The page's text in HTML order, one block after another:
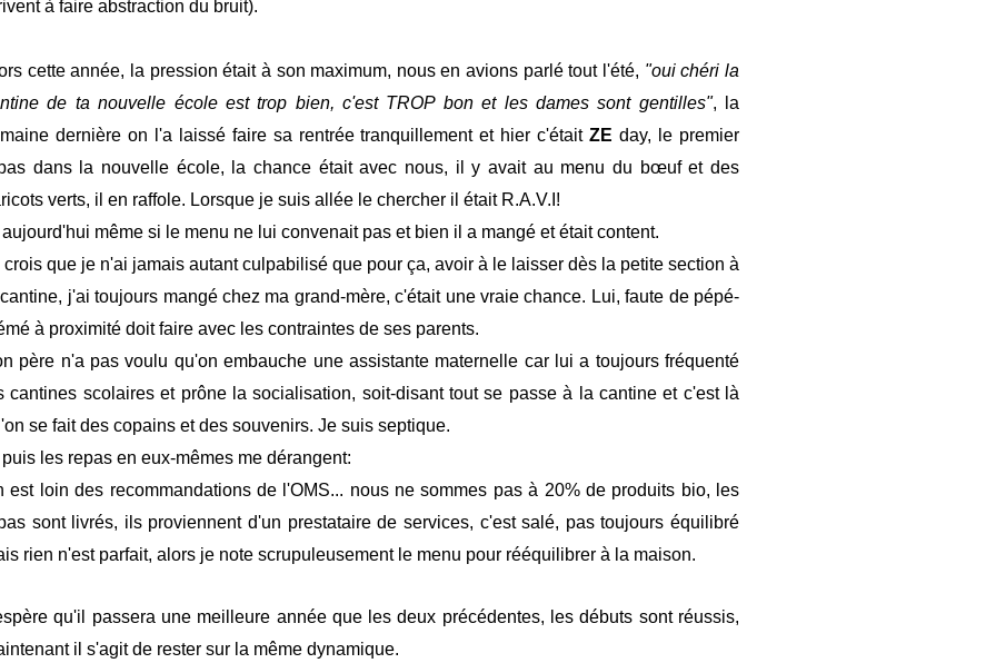
à faire abstraction du bruit).
cette année, la pression était à son maximum, nous en avions parlé tout l'été, "oui chéri la
de ta nouvelle école est trop bien, c'est TROP bon et les dames sont gentilles", la
dernière on l'a laissé faire sa rentrée tranquillement et hier c'étaitZE day, le premier
dans la nouvelle école, la chance était avec nous, il y avait au menu du bœuf et des
verts, il en raffole. Lorsque je suis allée le chercher il était R.A.V.I!
même si le menu ne lui convenait pas et bien il a mangé et était content.
crois que je n'ai jamais autant culpabilisé que pour ça, avoir à le laisser dès la petite section à
j'ai toujours mangé chez ma grand-mère, c'était une vraie chance. Lui, faute de pépé-
à proximité doit faire avec les contraintes de ses parents.
père n'a pas voulu qu'on embauche une assistante maternelle car lui a toujours fréquenté
cantines scolaires et prône la socialisation, soit-disant tout se passe à la cantine et c'est là
se fait des copains et des souvenirs. Je suis septique.
les repas en eux-mêmes me dérangent:
est loin des recommandations de l'OMS... nous ne sommes pas à 20% de produits bio, les
sont livrés, ils proviennent d'un prestataire de services, c'est salé, pas toujours équilibré
rien n'est parfait, alors je note scrupuleusement le menu pour rééquilibrer à la maison.
qu'il passera une meilleure année que les deux précédentes, les débuts sont réussis,
il s'agit de rester sur la même dynamique.